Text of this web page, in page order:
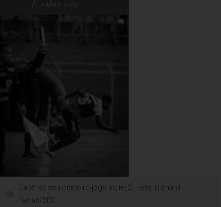
Cauê no seu primeiro jogo no BEC. Foto: Richard
Ferrari/BEC